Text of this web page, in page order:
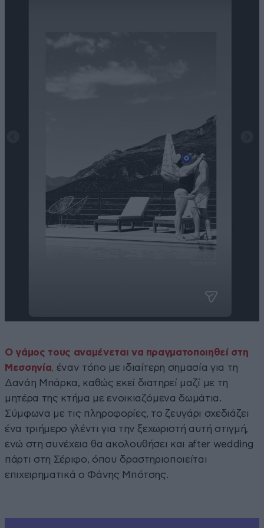
Ο γάμος τους αναμένεται να πραγματοποιηθεί στη
Μεσσηνία, έναν τόπο με ιδιαίτερη σημασία για τη
Δανάη Μπάρκα, καθώς εκεί διατηρεί μαζί με τη
μητέρα της κτήμα με ενοικιαζόμενα δωμάτια.
Σύμφωνα με τις πληροφορίες, το ζευγάρι σχεδιάζει
ένα τριήμερο γλέντι για την ξεχωριστή αυτή στιγμή,
ενώ στη συνέχεια θα ακολουθήσει και after wedding
πάρτι στη Σέριφο, όπου δραστηριοποιείται
επιχειρηματικά ο Φάνης Μπότσης.